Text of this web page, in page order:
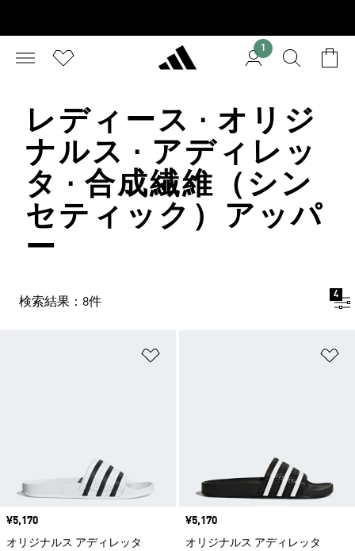
1
レディース · オリジ
ナルス · アディレッ
タ · 合成繊維（シン
セティック）アッパ
ー
検索結果：8件
4
価格
¥5,170
オリジナルス アディレッタ
価格
¥5,170
オリジナルス アディレッタ